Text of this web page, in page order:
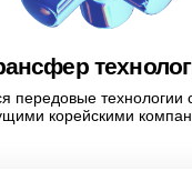
передовые технологии
корейскими